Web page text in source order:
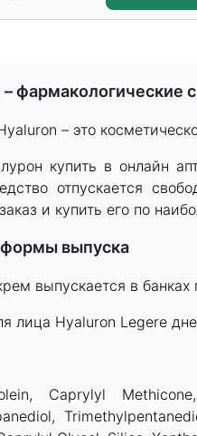
– фармакологические
– это
купить в онлайн
отпускается
и купить его по
формы выпуска
выпускается в
лица Hyaluron Legere
Caprylyl